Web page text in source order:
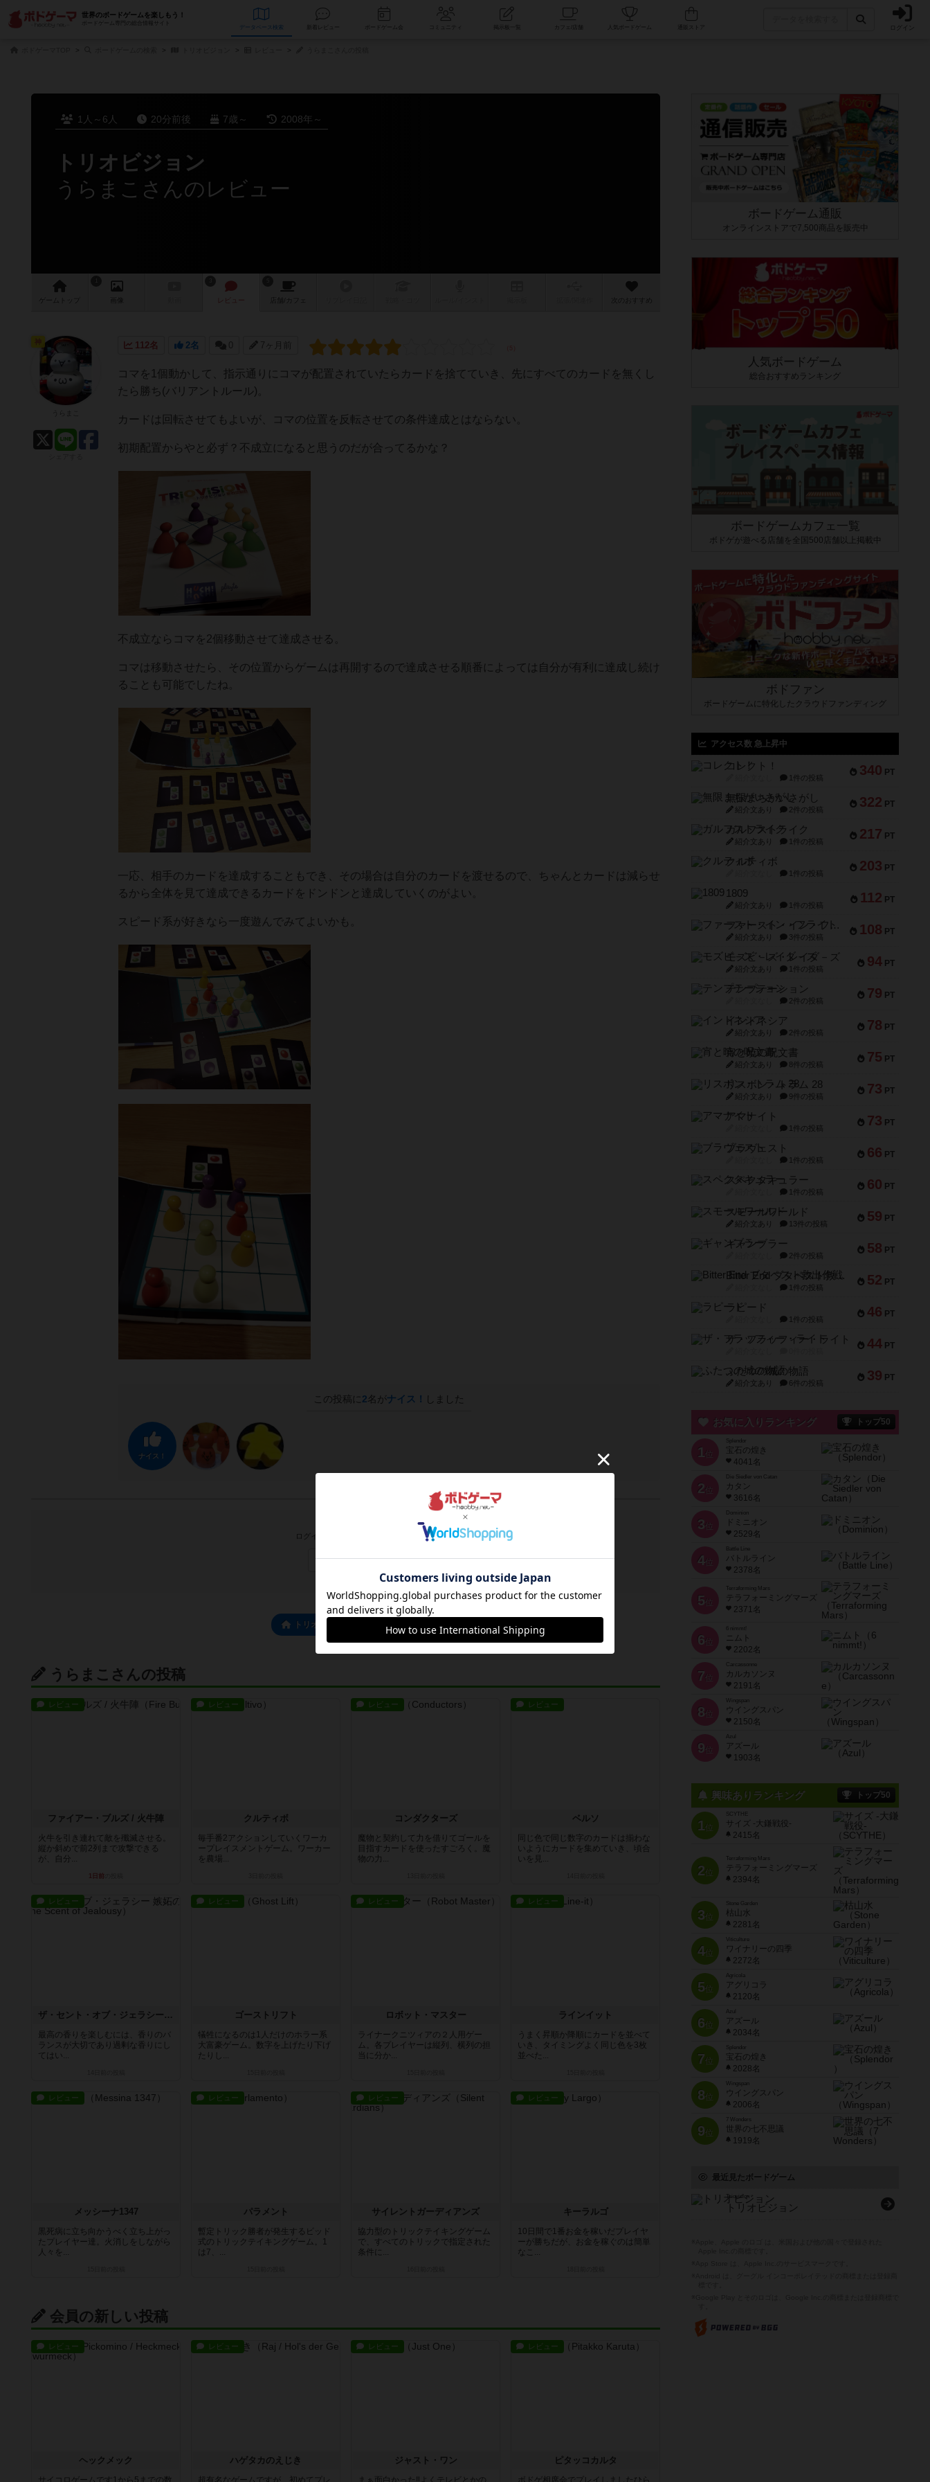
世界のボードゲームを楽しもう！
ボードゲーム専門の総合情報サイト
データベース コミュニティ 人気ボードゲーム ログイン
1人～6人 20分前後 7歳～ 2008年～
トリオビジョン
うらまこさんのレビュー
ゲーム 画像 レビュー 店舗/ カフェ 次のおすすめ
112名 2名 0 7ヶ月前
コマを1個動かして、指示通りにコマが配置されていたらカードを捨てていき、先にすべてのカードを無くし
たら勝ち(バリアントルール)。
カードは回転させてもよいが、コマの位置を反転させての条件達成とはならない。
初期配置からやと必ず？不成立になると思うのだが合ってるかな？
不成立ならコマを2個移動させて達成させる。
コマは移動させたら、その位置からゲームは再開するので達成させる順番によっては自分が有利に達成し続け
ることも可能でしたね。
一応、相手のカードを達成することもでき、その場合は自分のカードを渡せるので、ちゃんとカードは減らせ
るから全体を見て達成できるカードをドンドンと達成していくのがよい。
スピード系が好きなら一度遊んでみてよいかも。
この投稿に 2名がナイス！ しました
ナイス！
ログイン/会員登録でコメント
ログインする
トリオビジョンのトップに戻る
うらまこさんの投稿
レビュー
ファイアー・ブルズ / 火牛陣
火牛を引き連れて敵を殲滅させる。
縦か斜めで前2列まで攻撃できる
が、自分...
1日前
レビュー
クルティボ
毎手番2アクションしていくワーカ
ープレイスメントゲーム。ワーカー
を農場...
レビュー
コンダクターズ
魔物と契約して力を借りてゴールを
目指すカードを使ったすごろく。魔
物の力...
レビュー
ベルソ
同じ色で同じ数字のカードは揃わな
いようにカードを集めていき、頃合
いを見...
レビュー
ザ・セント・オブ・ジェラシー 嫉妬の香り
最高の香りを楽しむには、香りのバ
ランスが大切であり過剰な香りにし
てはい...
レビュー
ゴーストリフト
犠牲になるのは1人だけのホラー系
大富豪ゲーム。数字を上げたり下げ
たりし...
レビュー
ロボット・マスター
ライナークニツィアの２人用ゲー
ム。各プレイヤーは縦列、横列の担
当に分か...
レビュー
ラインイット
うまく昇順か降順にカードを並べて
いき、タイミングよく同じ色を3枚
並べた...
レビュー
メッシーナ1347
黒死病に立ち向かうべく立ち上がっ
たプレイヤー達。火消しをしながら
人々を...
レビュー
パラメント
暫定トリック勝者が発生するビッド
式のトリックテイキングゲーム。1
は7、...
レビュー
サイレントガーディアンズ
協力型のトリックテイキングゲーム
で、すべてのトリックで指定された
条件に...
レビュー
キーラルゴ
10日間で1番お金を稼いだプレイヤ
ーが勝ちだが、お金を稼ぐのは簡単
なこ...
会員の新しい投稿
レビュー
ヘックメック
サイコロゲームです1から5までの数
レビュー
ハゲタカのえじき
超有名なゲームですが、初めてプレ
レビュー
ジャスト・ワン
まぁ面白かった‼️よくテレビとかの
レビュー
ピタッコカルタ
ボドゲ相席会でプレイしましたひら
ボードゲーム通販
オンラインストアで7,500商品を販売中
人気ボードゲーム
総合おすすめランキング
ボードゲームカフェ一覧
ボドゲが遊べる店舗を全国500店舗以上掲載中
ボドファン
ボードゲームに特化したクラウドファンディング
アクセス数 急上昇中
340 PT
コレクト！
1件の投稿
322 PT
無限まちがいさがし
紹介文あり 2件の投稿
217 PT
ガルフストライク
紹介文あり 1件の投稿
203 PT
クルティボ
1件の投稿
112 PT
1809
紹介文あり 1件の投稿
108 PT
ファースト・イン・フライト
紹介文あり 3件の投稿
94 PT
モズビ－ズ・レイダ－ズ
紹介文あり 1件の投稿
79 PT
テンプテーション
2件の投稿
78 PT
インドネシア
紹介文あり 2件の投稿
75 PT
宵と暁の呪文書
紹介文あり 8件の投稿
73 PT
リスボン・トラム 28
紹介文あり 9件の投稿
73 PT
アマナイト
1件の投稿
66 PT
ブラヴェスト
1件の投稿
60 PT
スペクタキュラー
1件の投稿
59 PT
スモールワールド
紹介文あり 13件の投稿
58 PT
ギャンブラー
2件の投稿
52 PT
Bitter End ブタペスト救出作戦
1件の投稿
46 PT
ラピード
1件の投稿
44 PT
ザ・フラッフィー・ライト
39 PT
ふたつの城の物語
紹介文あり 6件の投稿
お気に入りランキング トップ50
1 位
宝石の煌き
4041名
2 位
Die Siedler von Catan
カタン
3616名
3 位
ドミニオン
2529名
4位
Battle Line
バトルライン
2378名
5 位
Terraforming Mars
テラフォーミングマーズ
2371名
6 位
ニムト
2202名
7 位
Carcassonne
カルカソンヌ
2191名
8 位
Wingspan
ウイングスパン
2150名
9 位
Azul
アズール
1903名
興味ありランキング トップ50
1位
SCYTHE
サイズ -大鎌戦役-
2415名
2位
Terraforming Mars
テラフォーミングマーズ
2394名
3位
Stone Garden
枯山水
2281名
4位
Viticulture
ワイナリーの四季
2272名
5位
Agricola
アグリコラ
2120名
6位
Azul
アズール
2034名
7位
宝石の煌き
2028名
8位
Wingspan
ウイングスパン
2006名
9位
7 Wonders
世界の七不思議
1919名
最近見たボードゲーム
Triovision
トリオビジョン